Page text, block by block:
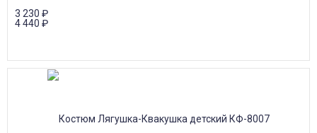
3 230 ₽
4 440 ₽